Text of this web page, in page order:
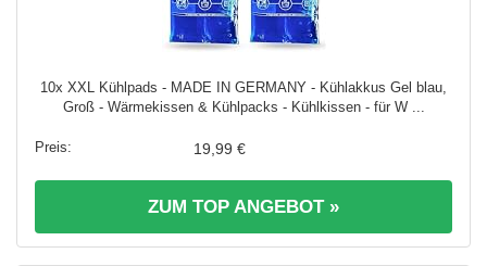
10x XXL Kühlpads - MADE IN GERMANY - Kühlakkus Gel blau,
Groß - Wärmekissen & Kühlpacks - Kühlkissen - für W ...
19,99 €
ZUM TOP ANGEBOT »